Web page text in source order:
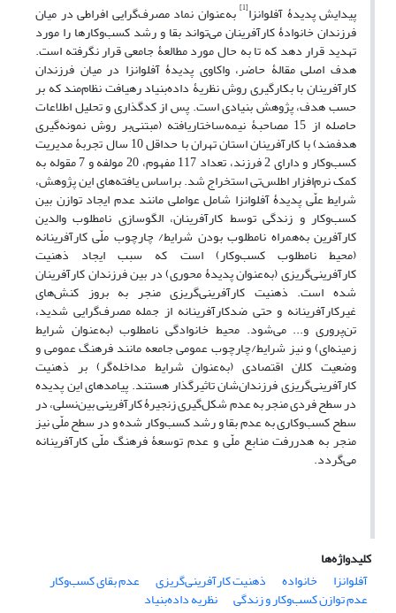
پیدایش پدیدۀ آفلوانزا[1] به‌عنوان نماد مصرف‌گرایی افراطی در میان
فرزندان خانوادۀ کارآفرینان می‌تواند بقا و رشد کسب‌و‌کارها را مورد
تهدید قرار دهد که تا به حال مورد مطالعۀ جامعی قرار نگرفته است.
هدف اصلی مقالۀ حاضر، واکاوی پدیدۀ آفلوانزا در میان فرزندان
کارآفرینان با بکارگیری روش نظریۀ داده‌بنیاد رهیافت نظام‌مند که بر
حسب هدف، پژوهش بنیادی است. پس از کدگذاری و تحلیل اطلاعات
حاصله از 15 مصاحبۀ نیمه‌ساختاریافته (مبتنی‌بر روش نمونه‌گیری
هدفمند) با کارآفرینان استان تهران با حداقل 10 سال تجربۀ مدیریت
کسب‌‌وکار و دارای 2 فرزند، تعداد 117 مفهوم، 20 مولفه و 7 مقوله به
کمک نرم‌افزار اطلس‌تی استخراج شد. براساس یافته‌های این پژوهش،
شرایط علّی پدیدۀ آفلوانزا شامل عواملی مانند عدم ایجاد توازن بین
کسب‌وکار و زندگی توسط کارآفرینان، الگوسازی نامطلوب والدین
کارآفرین به‌همراه نامطلوب بودن شرایط/ چارچوب ملّی کارآفرینانه
(محیط نامطلوب کسب‌وکار) است که سبب ایجاد ذهنیت
کارآفرینی‌گریزی (به‌عنوان پدیدۀ محوری) در بین فرزندان کارآفرینان
شده است. ذهنیت کارآفرینی‌گریزی منجر به بروز کنش‌های
غیرکارآفرینانه و حتی ضدکارآفرینانه از جمله مصرف‌گرایی شدید،
تن‌پروری و... می‌شود. محیط خانوادگی نامطلوب (به‌عنوان شرایط
زمینه‌ای) و نیز شرایط/چارچوب عمومی جامعه مانند فرهنگ عمومی و
وضعیت کلان اقتصادی (به‌عنوان شرایط مداخله‌گر) بر ذهنیت
کارآفرینی‌گریزی فرزندان‌شان تاثیرگذار هستند. پیامدهای این پدیده
در سطح فردی منجر به عدم شکل‌گیری زنجیرۀ کارآفرینی بین‌نسلی، در
سطح کسب‌و‌کاری به عدم بقا و رشد کسب‌و‌کار شده و در سطح ملّی نیز
منجر به هدررفت منابع ملّی و عدم توسعۀ فرهنگ ملّی کارآفرینانه
می‌گردد.
کلیدواژه‌ها
آفلوانزا
خانواده ذهنیت کارآفرینی‌گریزی عدم بقای کسب‌وکار
عدم توازن کسب‌وکار و زندگی
نظریه داده‌بنیاد